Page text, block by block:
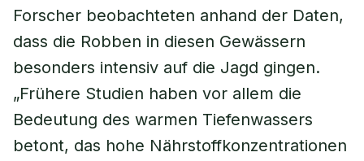
Forscher beobachteten anhand der Daten,
dass die Robben in diesen Gewässern
besonders intensiv auf die Jagd gingen.
„Frühere Studien haben vor allem die
Bedeutung des warmen Tiefenwassers
betont, das hohe Nährstoffkonzentrationen